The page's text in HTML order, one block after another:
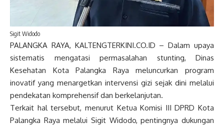
Sigit Widodo
PALANGKA RAYA, KALTENGTERKINI.CO.ID – Dalam upaya
sistematis mengatasi permasalahan stunting, Dinas
Kesehatan Kota Palangka Raya meluncurkan program
inovatif yang menargetkan intervensi gizi sejak dini melalui
pendekatan komprehensif dan berkelanjutan.
Terkait hal tersebut, menurut Ketua Komisi III DPRD Kota
Palangka Raya melalui Sigit Widodo, pentingnya dukungan